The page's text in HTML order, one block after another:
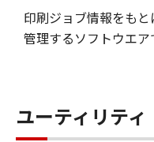
印刷ジョブ情報をも
管理するソフトウエア
ユーティリティ